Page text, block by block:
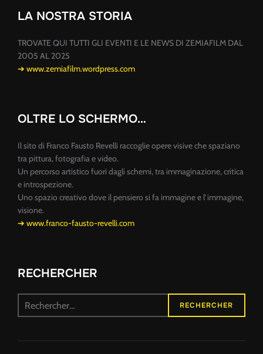
LA NOSTRA STORIA
TROVATE QUI TUTTI GLI EVENTI E LE NEWS DI ZEMIAFILM DAL
2005 AL 2025
➔ www.zemiafilm.wordpress.com
OLTRE LO SCHERMO…
Il sito di Franco Fausto Revelli raccoglie opere visive che spaziano
tra pittura, fotografia e video.
Un percorso artistico fuori dagli schemi, tra immaginazione, critica
e introspezione.
Uno spazio creativo dove il pensiero si fa immagine e l’immagine,
visione.
➔ www.franco-fausto-revelli.com
RECHERCHER
Recherche
pour :
RECHERCHER